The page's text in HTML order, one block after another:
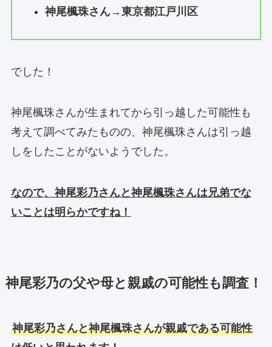
神尾楓珠さん→東京都江戸川区
でした！
神尾楓珠さんが生まれてから引っ越した可能性も
考えて調べてみたものの、神尾楓珠さんは引っ越
しをしたことがないようでした。
なので、神尾彩乃さんと神尾楓珠さんは兄弟でな
いことは明らかですね！
神尾彩乃の父や母と親戚の可能性も調査！
神尾彩乃さんと神尾楓珠さんが親戚である可能性